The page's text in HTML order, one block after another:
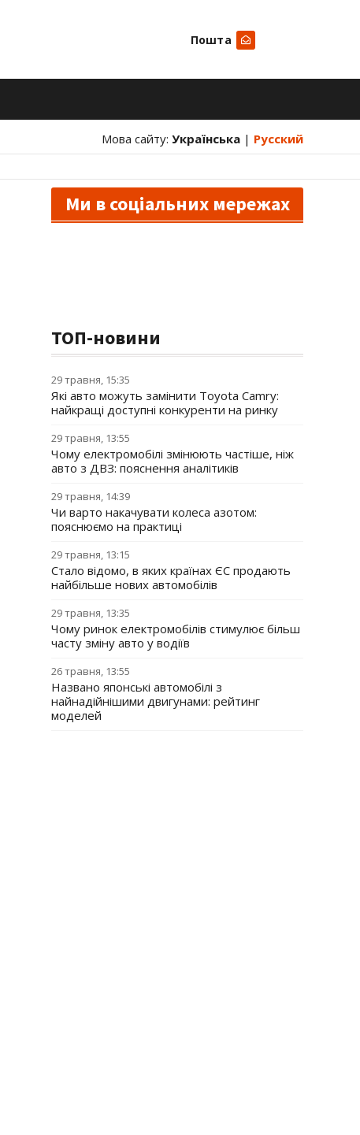
Пошта
Мова сайту: Українська | Русский
Ми в соціальних мережах
ТОП-новини
29 травня, 15:35
Які авто можуть замінити Toyota Camry:
найкращі доступні конкуренти на ринку
29 травня, 13:55
Чому електромобілі змінюють частіше, ніж
авто з ДВЗ: пояснення аналітиків
29 травня, 14:39
Чи варто накачувати колеса азотом:
пояснюємо на практиці
29 травня, 13:15
Стало відомо, в яких країнах ЄС продають
найбільше нових автомобілів
29 травня, 13:35
Чому ринок електромобілів стимулює більш
часту зміну авто у водіїв
26 травня, 13:55
Названо японські автомобілі з
найнадійнішими двигунами: рейтинг
моделей